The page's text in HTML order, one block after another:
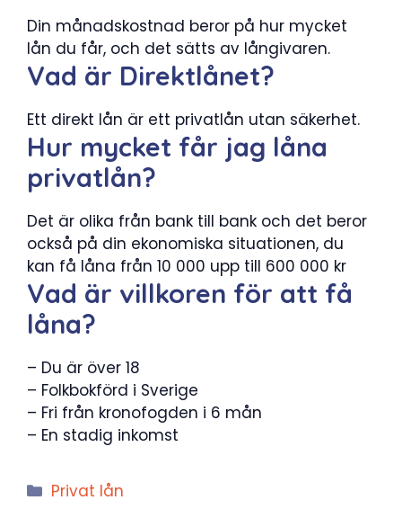
Din månadskostnad beror på hur mycket
lån du får, och det sätts av långivaren.
Vad är Direktlånet?
Ett direkt lån är ett privatlån utan säkerhet.
Hur mycket får jag låna
privatlån?
Det är olika från bank till bank och det beror
också på din ekonomiska situationen, du
kan få låna från 10 000 upp till 600 000 kr
Vad är villkoren för att få
låna?
– Du är över 18
– Folkbokförd i Sverige
– Fri från kronofogden i 6 mån
– En stadig inkomst
Kategorier
Privat lån